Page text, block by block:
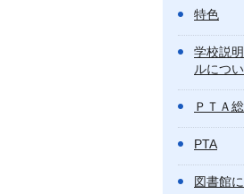
特色
学校説
ルにつ
ＰＴＡ
PTA
図書館